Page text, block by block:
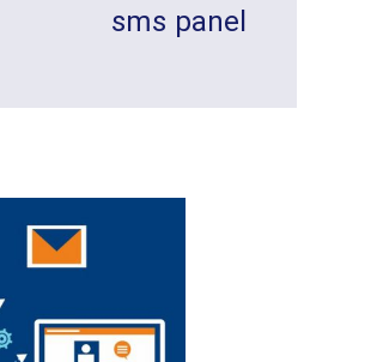
sms panel